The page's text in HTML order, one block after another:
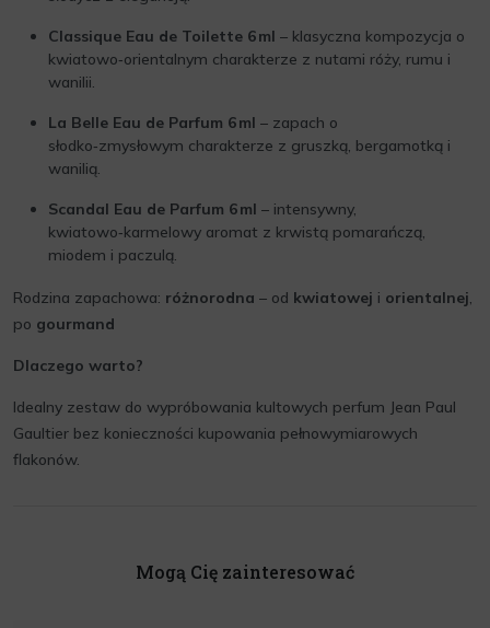
Classique Eau de Toilette 6 ml – klasyczna kompozycja o
kwiatowo‑orientalnym charakterze z nutami róży, rumu i
wanilii.
La Belle Eau de Parfum 6 ml – zapach o
słodko‑zmysłowym charakterze z gruszką, bergamotką i
wanilią.
Scandal Eau de Parfum 6 ml – intensywny,
kwiatowo‑karmelowy aromat z krwistą pomarańczą,
miodem i paczulą.
Rodzina zapachowa: różnorodna – od kwiatowej i orientalnej,
po gourmand
Dlaczego warto?
Idealny zestaw do wypróbowania kultowych perfum Jean Paul
Gaultier bez konieczności kupowania pełnowymiarowych
flakonów.
Mogą Cię zainteresować